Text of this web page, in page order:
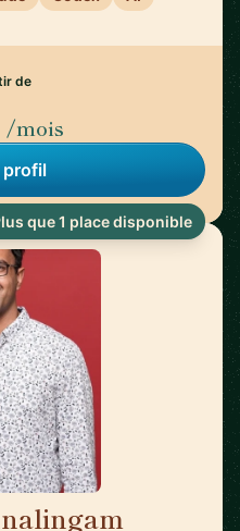
de
/mois
profil
que 1 place disponible